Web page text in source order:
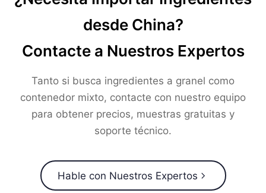
desde China?
Contacte a Nuestros Expertos
Tanto si busca ingredientes a granel como
contenedor mixto, contacte con nuestro equipo
para obtener precios, muestras gratuitas y
soporte técnico.
Hable con Nuestros Expertos